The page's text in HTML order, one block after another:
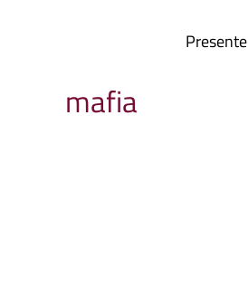
Presente
mafia